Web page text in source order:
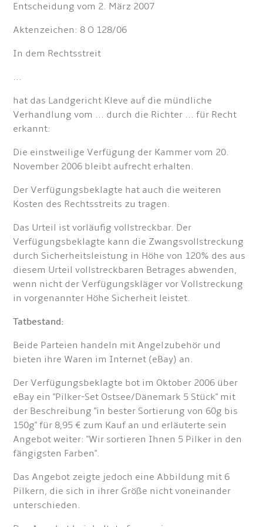
Entscheidung vom 2. März 2007
Aktenzeichen: 8 O 128/06
In dem Rechtsstreit
...
hat das Landgericht Kleve auf die mündliche
Verhandlung vom ... durch die Richter ... für Recht
erkannt:
Die einstweilige Verfügung der Kammer vom 20.
November 2006 bleibt aufrecht erhalten.
Der Verfügungsbeklagte hat auch die weiteren
Kosten des Rechtsstreits zu tragen.
Das Urteil ist vorläufig vollstreckbar. Der
Verfügungsbeklagte kann die Zwangsvollstreckung
durch Sicherheitsleistung in Höhe von 120% des aus
diesem Urteil vollstreckbaren Betrages abwenden,
wenn nicht der Verfügungskläger vor Vollstreckung
in vorgenannter Höhe Sicherheit leistet.
Tatbestand:
Beide Parteien handeln mit Angelzubehör und
bieten ihre Waren im Internet (eBay) an.
Der Verfügungsbeklagte bot im Oktober 2006 über
eBay ein "Pilker-Set Ostsee/Dänemark 5 Stück" mit
der Beschreibung "in bester Sortierung von 60g bis
150g" für 8,95 € zum Kauf an und erläuterte sein
Angebot weiter: "Wir sortieren Ihnen 5 Pilker in den
fängigsten Farben".
Das Angebot zeigte jedoch eine Abbildung mit 6
Pilkern, die sich in ihrer Größe nicht voneinander
unterschieden.